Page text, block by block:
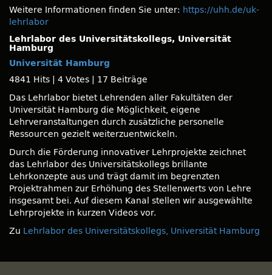
Weitere Informationen finden Sie unter: https://uhh.de/uk-
lehrlabor
Lehrlabor des Universitätskollegs, Universität
Hamburg
Universität Hamburg
4841 Hits
4 Votes
17 Beiträge
Das Lehrlabor bietet Lehrenden aller Fakultäten der
Universität Hamburg die Möglichkeit, eigene
Lehrveranstaltungen durch zusätzliche personelle
Ressourcen gezielt weiterzuentwickeln.
Durch die Förderung innovativer Lehrprojekte zeichnet
das Lehrlabor des Universitätskollegs brillante
Lehrkonzepte aus und trägt damit im begrenzten
Projektrahmen zur Erhöhung des Stellenwerts von Lehre
insgesamt bei. Auf diesem Kanal stellen wir ausgewählte
Lehrprojekte in kurzen Videos vor.
Zu Lehrlabor des Universitätskollegs, Universität Hamburg